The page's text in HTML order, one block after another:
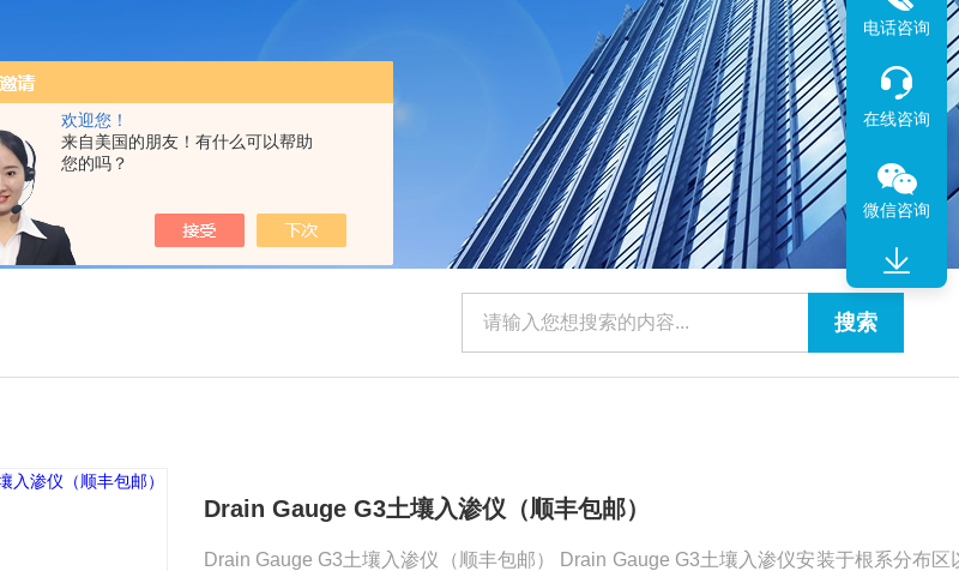
欢迎您！
来自美国的朋友！有什么可以帮助
您的吗？
Drain Gauge G3土壤入渗仪（顺丰包邮）
Drain Gauge G3土壤入渗仪（顺丰包邮） Drain Gauge G3土壤入渗仪安装于根系分布区
电话咨询
在线咨询
微信咨询